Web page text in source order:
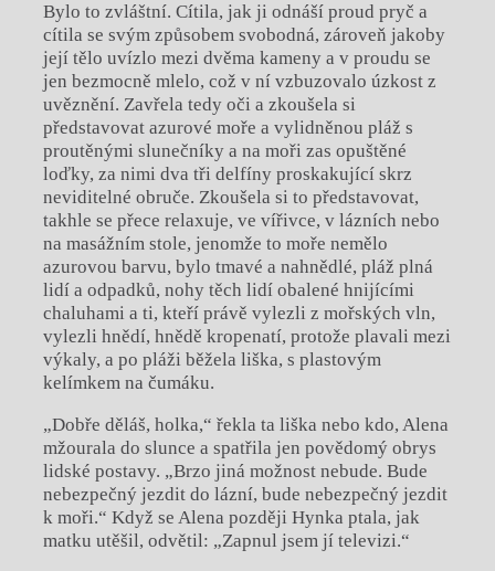
Bylo to zvláštní. Cítila, jak ji odnáší proud pryč a
cítila se svým způsobem svobodná, zároveň jakoby
její tělo uvízlo mezi dvěma kameny a v proudu se
jen bezmocně mlelo, což v ní vzbuzovalo úzkost z
uvěznění. Zavřela tedy oči a zkoušela si
představovat azurové moře a vylidněnou pláž s
proutěnými slunečníky a na moři zas opuštěné
loďky, za nimi dva tři delfíny proskakující skrz
neviditelné obruče. Zkoušela si to představovat,
takhle se přece relaxuje, ve vířivce, v lázních nebo
na masážním stole, jenomže to moře nemělo
azurovou barvu, bylo tmavé a nahnědlé, pláž plná
lidí a odpadků, nohy těch lidí obalené hnijícími
chaluhami a ti, kteří právě vylezli z mořských vln,
vylezli hnědí, hnědě kropenatí, protože plavali mezi
výkaly, a po pláži běžela liška, s plastovým
kelímkem na čumáku.
„Dobře děláš, holka,“ řekla ta liška nebo kdo, Alena
mžourala do slunce a spatřila jen povědomý obrys
lidské postavy. „Brzo jiná možnost nebude. Bude
nebezpečný jezdit do lázní, bude nebezpečný jezdit
k moři.“ Když se Alena později Hynka ptala, jak
matku utěšil, odvětil: „Zapnul jsem jí televizi.“